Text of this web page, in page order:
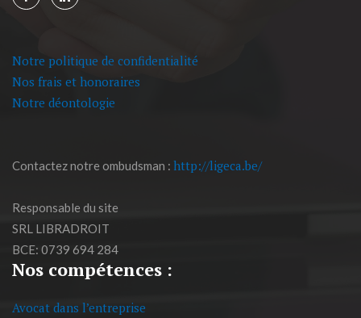
Notre politique de confidentialité
Nos frais et honoraires
Notre déontologie
Contactez notre ombudsman : http://ligeca.be/
Responsable du site
SRL LIBRADROIT
BCE: 0739 694 284
Nos compétences :
Avocat dans l’entreprise